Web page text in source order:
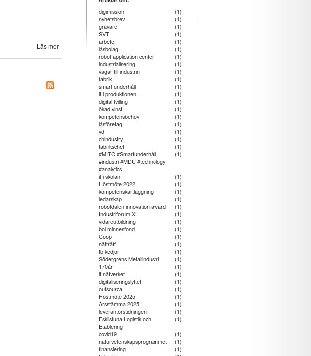
Läs mer
digimission
(1)
nyhetsbrev
(1)
grävare
(1)
SVT
(1)
arbete
(1)
låsbolag
(1)
robot application center
(1)
industrialisering
(1)
vägar till industrin
(1)
fabrik
(1)
smart underhåll
(1)
it i produktionen
(1)
digital tvilling
(1)
ökad vinst
(1)
kompetensbehov
(1)
låsföretag
(1)
vd
(1)
chindustry
(1)
fabrikschef
(1)
#MITC #Smartunderhåll
#industri #MDU #technology
#analytics
(1)
it i skolan
(1)
Höstmöte 2022
(1)
kompetenskartläggning
(1)
ledarskap
(1)
robotdalen innovation award
(1)
Industriforum XL
(1)
vidareutbildning
(1)
bol minnesfond
(1)
Coop
(1)
nätträff
(1)
fb kedjor
(1)
Södergrens Metallindustri
(1)
170år
(1)
it nätverket
(1)
digitaliseringslyftet
(1)
outsourca
(1)
Höstmöte 2025
(1)
Årsstämma 2025
(1)
leverantörstidningen
(1)
Eskilstuna Logistik och
Etablering
(1)
covid19
(1)
naturvetenskapsprogrammet
(1)
finansiering
(1)